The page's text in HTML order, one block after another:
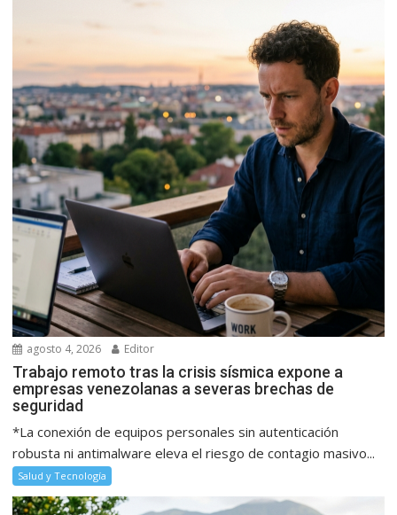
agosto 4, 2026 Editor
Trabajo remoto tras la crisis sísmica expone a
empresas venezolanas a severas brechas de
seguridad
*La conexión de equipos personales sin autenticación
robusta ni antimalware eleva el riesgo de contagio masivo...
Salud y Tecnología